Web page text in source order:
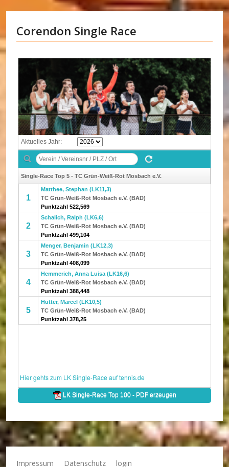
Corendon Single Race
Impressum Datenschutz login